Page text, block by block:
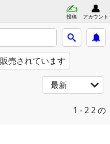
投稿 アカウント
売されています
最新
1 - 22 の